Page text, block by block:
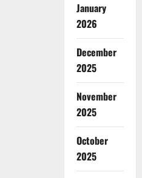
January
2026
December
2025
November
2025
October
2025